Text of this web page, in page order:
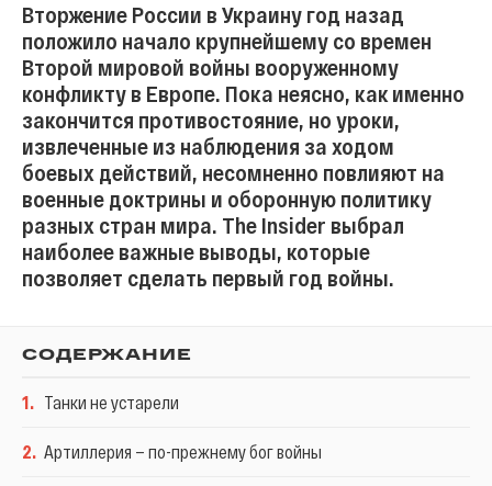
Вторжение России в Украину год назад
положило начало крупнейшему со времен
Второй мировой войны вооруженному
конфликту в Европе. Пока неясно, как именно
закончится противостояние, но уроки,
извлеченные из наблюдения за ходом
боевых действий, несомненно повлияют на
военные доктрины и оборонную политику
разных стран мира. The Insider выбрал
наиболее важные выводы, которые
позволяет сделать первый год войны.
СОДЕРЖАНИЕ
1. Танки не устарели
2. Артиллерия — по-прежнему бог войны